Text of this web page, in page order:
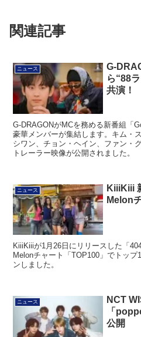
関連記事
ニュース
G-
ら“88
共演！
G-DRAGONがMCを務める新番組「
豪華メンバーが集結します。キム・
シワン、チョン・ヘイン、ファン・
トレーラー映像が公開されました。
ニュース
KiiiKiii
Melon
KiiiKiiiが1月26日にリリースした「
Melonチャート「TOP100」でトッ
ンしました。
ニュース
NCT
「
公開